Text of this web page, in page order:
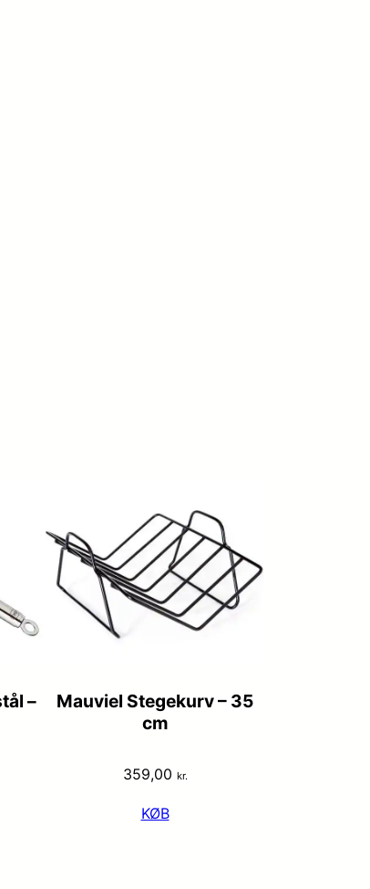
–
Mauviel Stegekurv – 35
cm
359,00 kr.
KØB